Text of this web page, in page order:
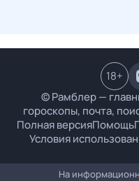
© Рамблер —
гороскопы, почта,
Полная версияПомощь
Условия
18+
На